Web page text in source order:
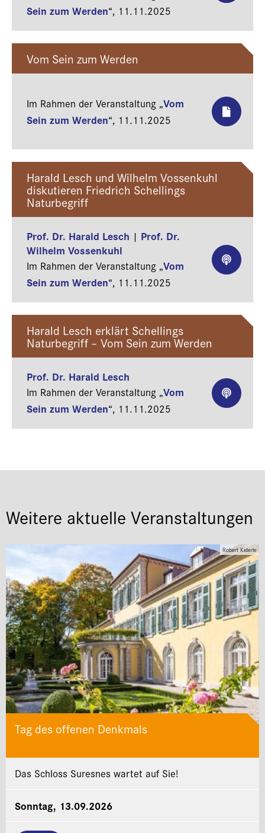
Sein zum Werden“, 11.11.2025
Vom Sein zum Werden
Im Rahmen der Veranstaltung „Vom
Sein zum Werden“, 11.11.2025
Harald Lesch und Wilhelm Vossenkuhl
diskutieren Friedrich Schellings
Naturbegriff
Prof. Dr. Harald Lesch | Prof. Dr.
Wilhelm Vossenkuhl
Im Rahmen der Veranstaltung „Vom
Sein zum Werden“, 11.11.2025
Harald Lesch erklärt Schellings
Naturbegriff – Vom Sein zum Werden
Prof. Dr. Harald Lesch
Im Rahmen der Veranstaltung „Vom
Sein zum Werden“, 11.11.2025
Weitere aktuelle Veranstaltungen
Robert Kiderle
Tag des offenen Denkmals
Das Schloss Suresnes wartet auf Sie!
Sonntag, 13.09.2026